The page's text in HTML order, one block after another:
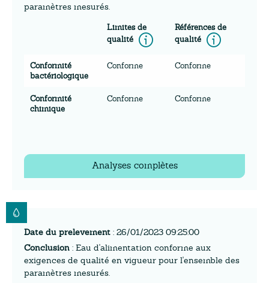
paramètres mesurés.
Limites de
qualité
Information
Références de
qualité
Conformité
bactériologique
Conforme Conforme
Conformité
chimique
Conforme Conforme
Analyses complètes
Date du prelevement : 26/01/2023 09:25:00
Conclusion : Eau d'alimentation conforme aux
exigences de qualité en vigueur pour l'ensemble des
paramètres mesurés.